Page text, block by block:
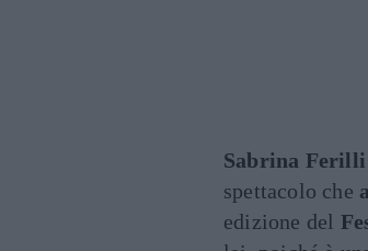
Sabrina Ferilli
spettacolo che
edizione del